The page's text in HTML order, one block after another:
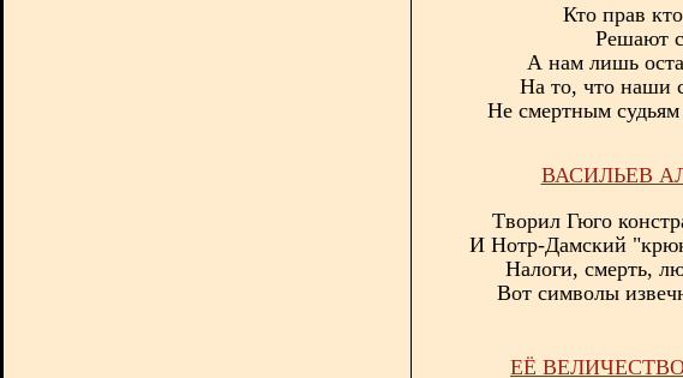
Кто прав
Решают
А нам лишь
На то, что наши
Не смертным
ВАСИЛЬЕВ
Творил Гюго
И Нотр-Дамский
Налоги, смерть,
Вот символы
ЕЁ